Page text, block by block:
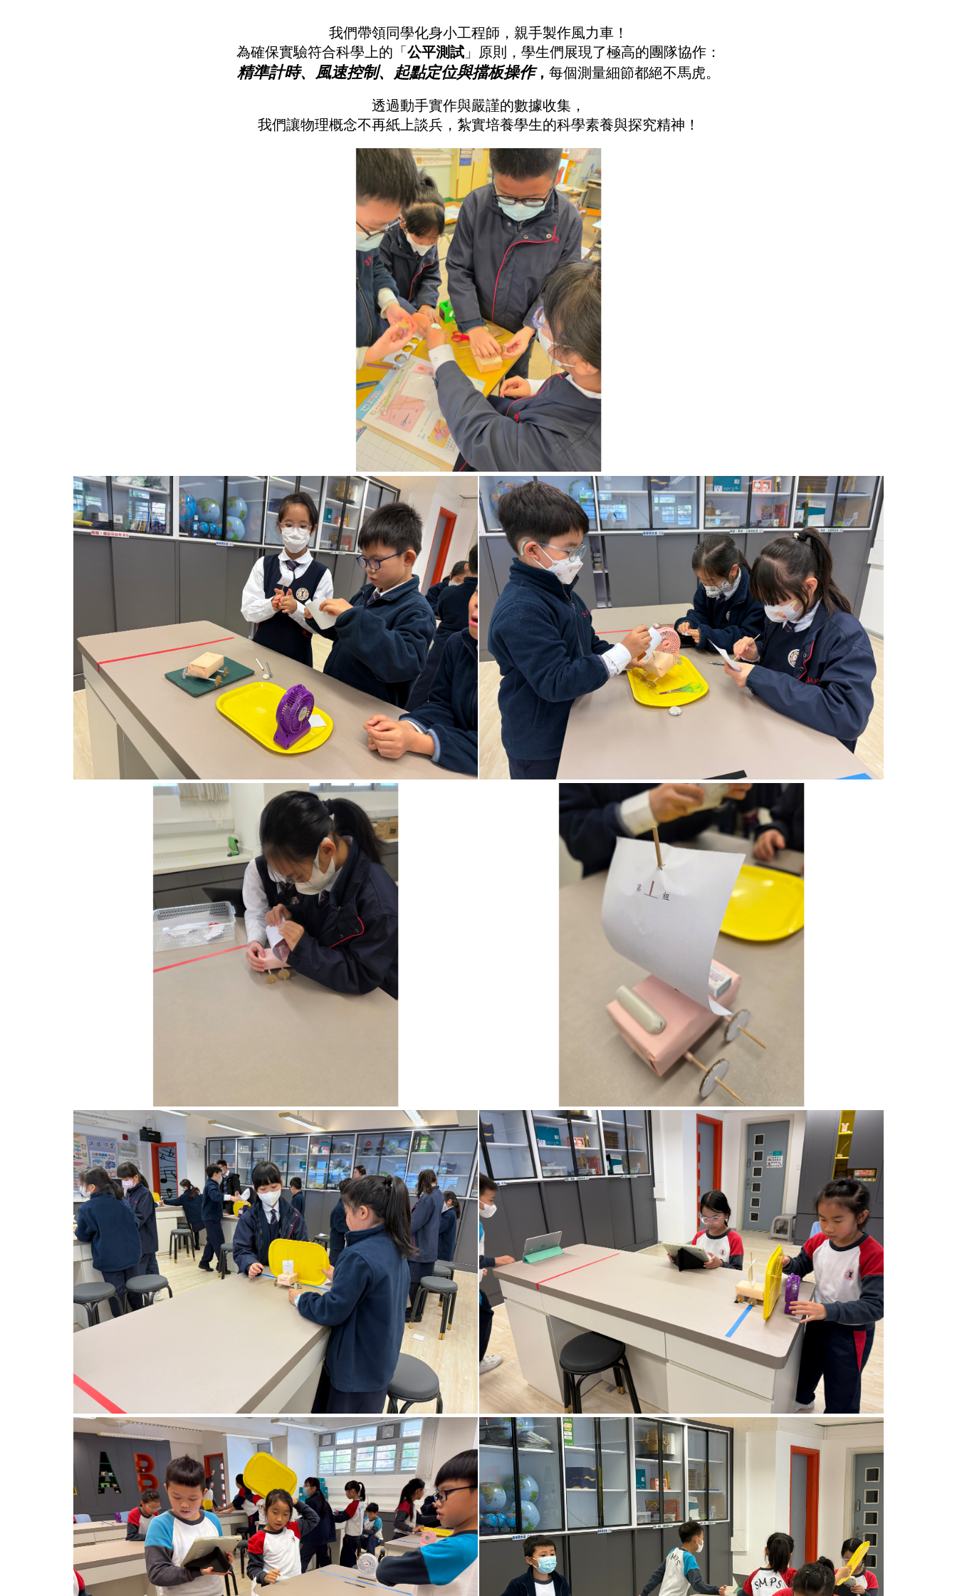
我們帶領同學化身小工程師，親手製作風力車！
為確保實驗符合科學上的「 公平測試 」原則，學生們展現了極高的團隊協作：
精準計時、風速控制、起點定位與擋板操作， 每個測量細節都絕不馬虎。
透過動手實作與嚴謹的數據收集，
我們讓物理概念不再紙上談兵，紮實培養學生的科學素養與探究精神！